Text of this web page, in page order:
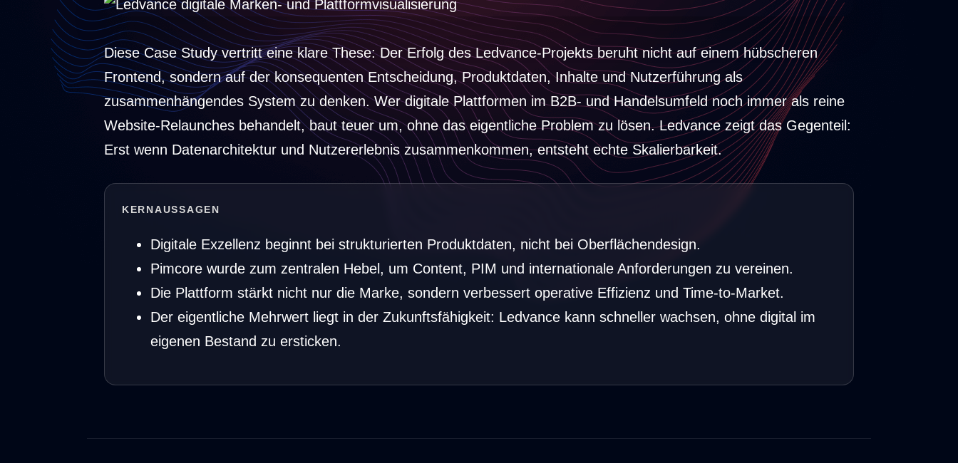
Diese Case Study vertritt eine klare These: Der Erfolg des Ledvance-Projekts beruht nicht auf einem hübscheren
Frontend, sondern auf der konsequenten Entscheidung, Produktdaten, Inhalte und Nutzerführung als
zusammenhängendes System zu denken. Wer digitale Plattformen im B2B- und Handelsumfeld noch immer als reine
Website-Relaunches behandelt, baut teuer um, ohne das eigentliche Problem zu lösen. Ledvance zeigt das Gegenteil:
Erst wenn Datenarchitektur und Nutzererlebnis zusammenkommen, entsteht echte Skalierbarkeit.
KERNAUSSAGEN
Digitale Exzellenz beginnt bei strukturierten Produktdaten, nicht bei Oberflächendesign.
Pimcore wurde zum zentralen Hebel, um Content, PIM und internationale Anforderungen zu vereinen.
Die Plattform stärkt nicht nur die Marke, sondern verbessert operative Effizienz und Time-to-Market.
Der eigentliche Mehrwert liegt in der Zukunftsfähigkeit: Ledvance kann schneller wachsen, ohne digital im
eigenen Bestand zu ersticken.